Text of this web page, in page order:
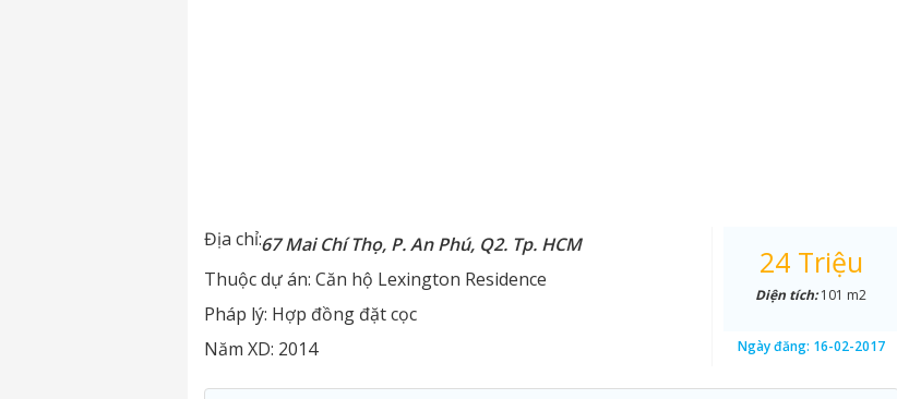
Địa chỉ:67 Mai Chí Thọ, P. An Phú, Q2. Tp. HCM
Thuộc dự án: Căn hộ Lexington Residence
Pháp lý: Hợp đồng đặt cọc
Năm XD: 2014
24 Triệu
Diện tích:101 m2
Ngày đăng: 16-02-2017